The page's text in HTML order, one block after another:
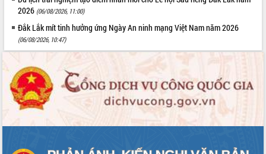
2026 (06/08/2026, 11:00)
Đắk Lắk mít tinh hưởng ứng Ngày An ninh mạng Việt Nam năm 2026
(06/08/2026, 10:47)